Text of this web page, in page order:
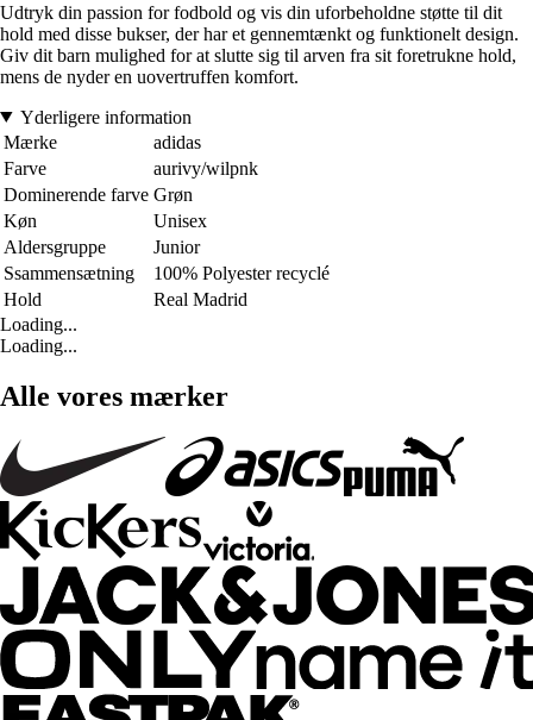
Udtryk din passion for fodbold og vis din uforbeholdne støtte til dit
hold med disse bukser, der har et gennemtænkt og funktionelt design.
Giv dit barn mulighed for at slutte sig til arven fra sit foretrukne hold,
mens de nyder en uovertruffen komfort.
Yderligere information
Mærke
adidas
Farve
aurivy/wilpnk
Dominerende farve Grøn
Køn
Unisex
Aldersgruppe
Junior
Ssammensætning
100% Polyester recyclé
Hold
Real Madrid
Loading...
Loading...
Alle vores mærker